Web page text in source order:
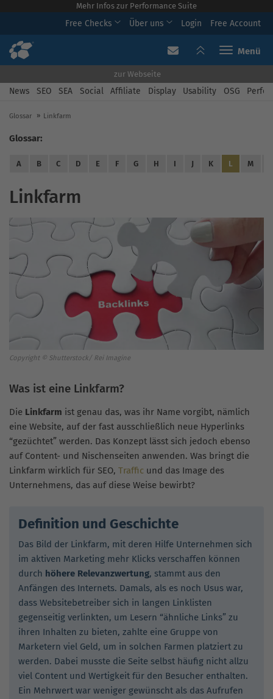
Mehr Infos zur Performance Suite
Free Checks Über uns Login Free Account
Toggle
zur Webseite
News SEO SEA Social Affiliate Display Usability OSG
Glossar Linkfarm
Glossar:
A B C D E F G H I J K L M
Linkfarm
Copyright © Shutterstock/ Rei Imagine
Was ist eine Linkfarm?
Die Linkfarm ist genau das, was ihr Name vorgibt, nämlich
eine Website, auf der fast ausschließlich neue Hyperlinks
“gezüchtet” werden. Das Konzept lässt sich jedoch ebenso
auf Content- und Nischenseiten anwenden. Was bringt die
Linkfarm wirklich für SEO, Traffic und das Image des
Unternehmens, das auf diese Weise bewirbt?
Definition und Geschichte
Das Bild der Linkfarm, mit deren Hilfe Unternehmen sich
im aktiven Marketing mehr Klicks verschaffen können
durch höhere Relevanzwertung, stammt aus den
Anfängen des Internets. Damals, als es noch Usus war,
dass Websitebetreiber sich in langen Linklisten
gegenseitig verlinkten, um Lesern “ähnliche Links” zu
ihren Inhalten zu bieten, zahlte eine Gruppe von
Marketern viel Geld, um in solchen Farmen platziert zu
werden. Dabei musste die Seite selbst häufig nicht allzu
viel Content und Wertigkeit für den Besucher enthalten.
Ein Mehrwert war weniger gewünscht als das Aufrufen